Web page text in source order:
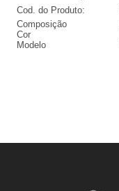
Cod. do Produto:
Composição
Cor
Modelo